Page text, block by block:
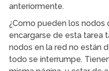
anteriormente.
¿Como pueden los
encargarse de esta tarea
nodos en la red no están
todo se interrumpe.